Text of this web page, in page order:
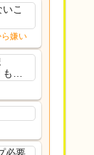
こ
嫌い
う